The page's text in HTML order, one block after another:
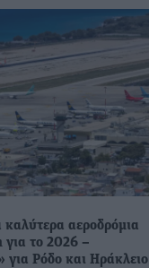
καλύτερα αεροδρόμια
το 2026 –
για Ρόδο και Ηράκλειο